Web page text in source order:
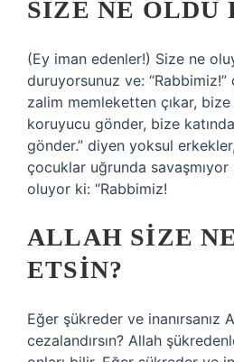
SIZE NE OLDU
(Ey iman edenler!) Size ne
duruyorsunuz ve: “Rabbimiz!”
zalim memleketten çıkar,
koruyucu gönder, bize
gönder.” diyen yoksul
çocuklar uğrunda savaşmıyor
oluyor ki: “Rabbimiz!
ALLAH SIZE
ETSIN?
Eğer şükreder ve inanırsanız
cezalandırsın? Allah